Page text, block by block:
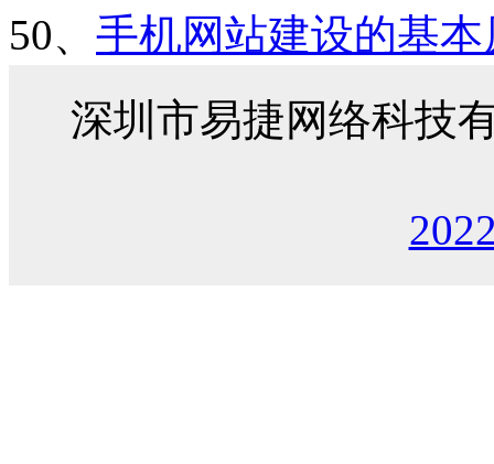
50、 手机网站建设的基本
深圳市易捷网络科